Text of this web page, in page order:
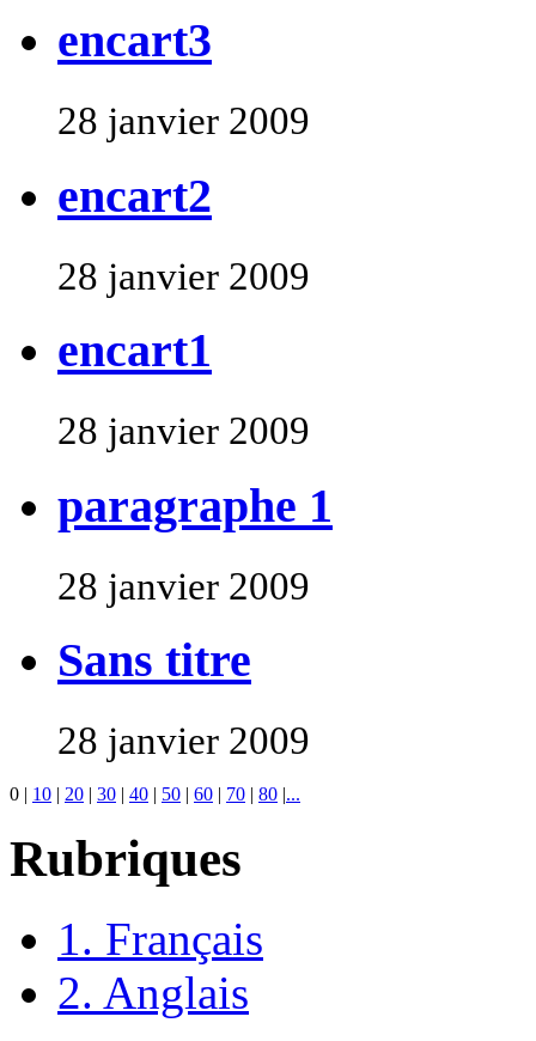
encart3
28 janvier 2009
encart2
28 janvier 2009
encart1
28 janvier 2009
paragraphe 1
28 janvier 2009
Sans titre
28 janvier 2009
0 | 10 | 20 | 30 | 40 | 50 | 60 | 70 | 80 |...
Rubriques
1. Français
2. Anglais